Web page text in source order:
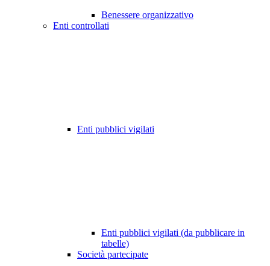
Benessere organizzativo
Enti controllati
Enti pubblici vigilati
Enti pubblici vigilati (da pubblicare in
tabelle)
Società partecipate